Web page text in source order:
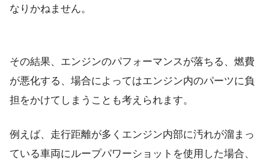
なりかねません。
その結果、エンジンのパフォーマンスが落ちる、燃費
が悪化する、場合によってはエンジン内のパーツに負
担をかけてしまうことも考えられます。
例えば、走行距離が多くエンジン内部に汚れが溜まっ
ている車両にループパワーショットを使用した場合、